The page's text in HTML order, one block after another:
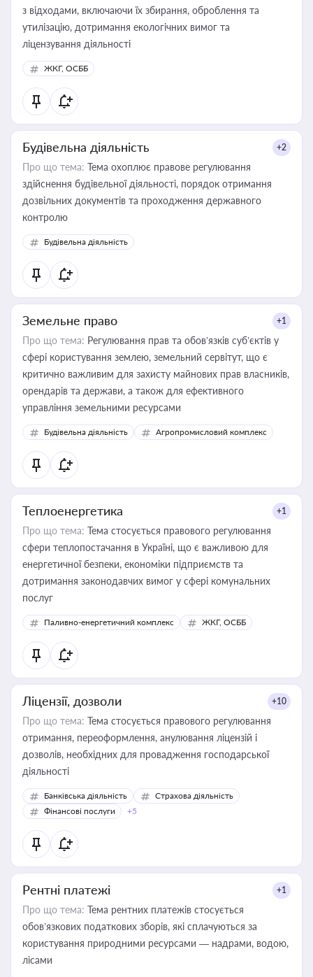
з відходами, включаючи їх збирання, оброблення та
утилізацію, дотримання екологічних вимог та
ліцензування діяльності
ЖКГ, ОСББ
Будівельна діяльність +2
Про що тема: Тема охоплює правове регулювання
здійснення будівельної діяльності, порядок отримання
дозвільних документів та проходження державного
контролю
Будівельна діяльність
Земельне право +1
Про що тема: Регулювання прав та обов’язків суб’єктів у
сфері користування землею, земельний сервітут, що є
критично важливим для захисту майнових прав власників,
орендарів та держави, а також для ефективного
управління земельними ресурсами
Будівельна діяльність Агропромисловий комплекс
Теплоенергетика +1
Про що тема: Тема стосується правового регулювання
сфери теплопостачання в Україні, що є важливою для
енергетичної безпеки, економіки підприємств та
дотримання законодавчих вимог у сфері комунальних
послуг
Паливно-енергетичний комплекс ЖКГ, ОСББ
Ліцензії, дозволи +10
Про що тема: Тема стосується правового регулювання
отримання, переоформлення, анулювання ліцензій і
дозволів, необхідних для провадження господарської
діяльності
Банківська діяльність
Страхова діяльність
Фінансові послуги
+5
Рентні платежі +1
Про що тема: Тема рентних платежів стосується
обов’язкових податкових зборів, які сплачуються за
користування природними ресурсами — надрами, водою,
лісами